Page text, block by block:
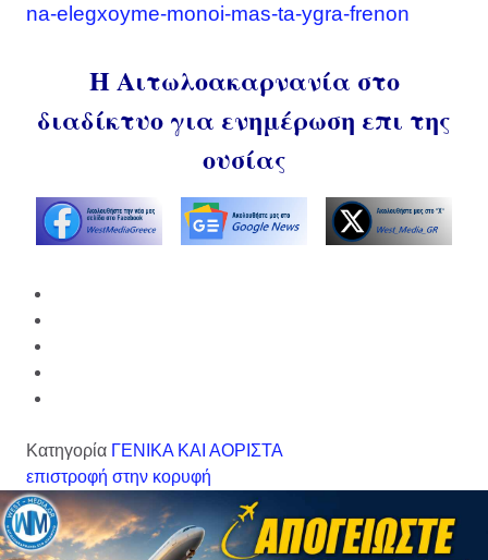
na-elegxoyme-monoi-mas-ta-ygra-frenon
Η Αιτωλοακαρνανία στο
διαδίκτυο για ενημέρωση επι της
ουσίας
Κατηγορία ΓΕΝΙΚΑ ΚΑΙ ΑΟΡΙΣΤΑ
επιστροφή στην κορυφή